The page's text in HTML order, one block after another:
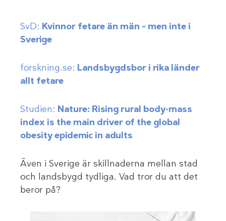
SvD: Kvinnor fetare än män – men inte i
Sverige
forskning.se: Landsbygdsbor i rika länder
allt fetare
Studien: Nature: Rising rural body-mass
index is the main driver of the global
obesity epidemic in adults
Även i Sverige är skillnaderna mellan stad
och landsbygd tydliga. Vad tror du att det
beror på?